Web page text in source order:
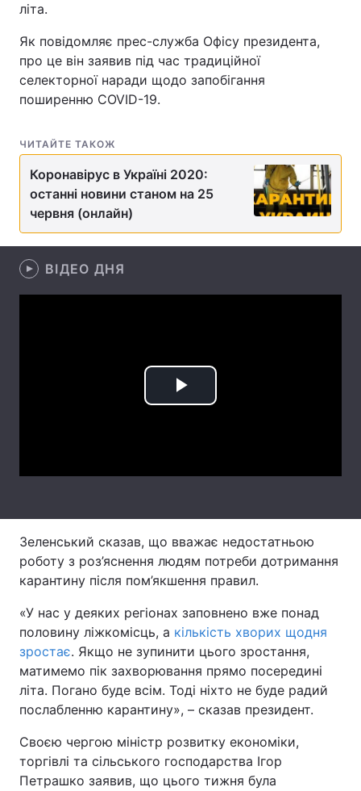
Спорт
Техно і зв'язок Лайт
Зброя Інциденти
Цікавинки Погода
Екологія Регіони
Лонгріди
Відео з Youtube
Тема оформлення
літа.
Як повідомляє прес-служба Офісу президента,
про це він заявив під час традиційної
селекторної наради щодо запобігання
поширенню COVID-19.
ЧИТАЙТЕ ТАКОЖ
Коронавірус в Україні 2020:
останні новини станом на 25
червня (онлайн)
ВІДЕО ДНЯ
Play
Зеленський сказав, що вважає недостатньою
роботу з роз’яснення людям потреби дотримання
карантину після пом’якшення правил.
«У нас у деяких регіонах заповнено вже понад
половину ліжкомісць, а кількість хворих щодня
зростає. Якщо не зупинити цього зростання,
матимемо пік захворювання прямо посередині
літа. Погано буде всім. Тоді ніхто не буде радий
послабленню карантину», – сказав президент.
Своєю чергою міністр розвитку економіки,
торгівлі та сільського господарства Ігор
Петрашко заявив, що цього тижня була